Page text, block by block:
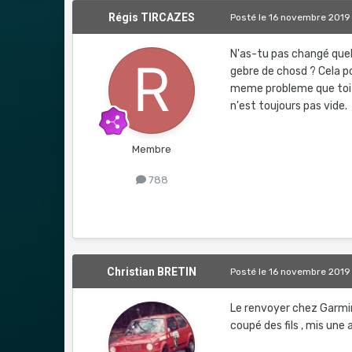
Régis TIRCAZES
Membre
788
Postéle 16 novembre 2019
N'as-tu pas changé
gebre de chosd ? Cela
meme probleme que
n'est toujours pas vide.
Christian BRETIN Postéle 16 novembre 2019
Le renvoyer chez
coupé des fils , mis une